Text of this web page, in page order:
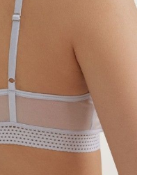
pytanie, klikając przycisk